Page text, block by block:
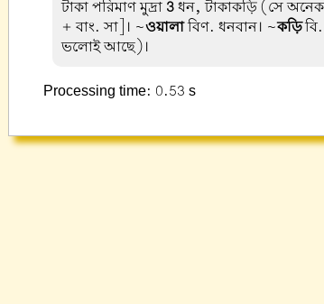
টাকা পরিমাণ মুদ্রা 3ধন, টাকাকড়ি (সে
+ বাং. সা]। ~ওয়ালাবিণ. ধনবান। ~কড়ি
ভলোই আছে)।
Processing time: 0.53 s